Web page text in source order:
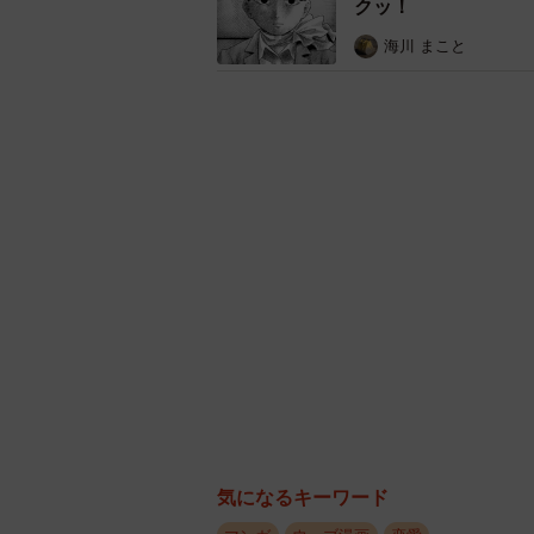
うのでした。 クッ！
海川 まこと
気になるキーワード